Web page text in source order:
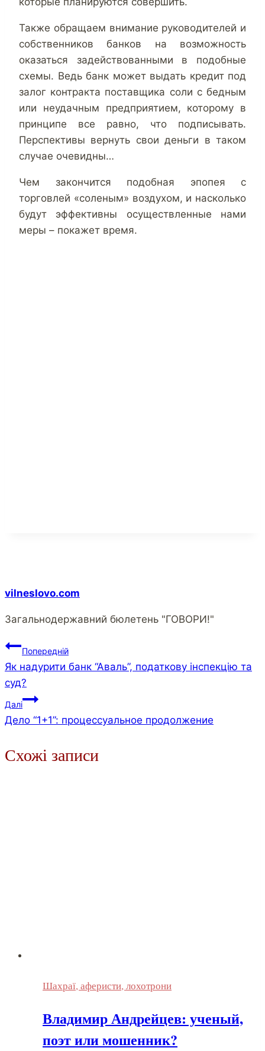
Также обращаем внимание руководителей и
собственников банков на возможность
оказаться задействованными в подобные
схемы. Ведь банк может выдать кредит под
залог контракта поставщика соли с бедным
или неудачным предприятием, которому в
принципе все равно, что подписывать.
Перспективы вернуть свои деньги в таком
случае очевидны…
Чем закончится подобная эпопея с
торговлей «соленым» воздухом, и насколько
будут эффективны осуществленные нами
меры – покажет время.
vilneslovo.com
Загальнодержавний бюлетень "ГОВОРИ!"
Попередній
Як надурити банк “Аваль”, податкову інспекцію та
суд?
Далі
Дело “1+1”: процессуальное продолжение
Схожі записи
Шахраї, аферисти, лохотрони
Владимир Андрейцев: ученый,
поэт или мошенник?